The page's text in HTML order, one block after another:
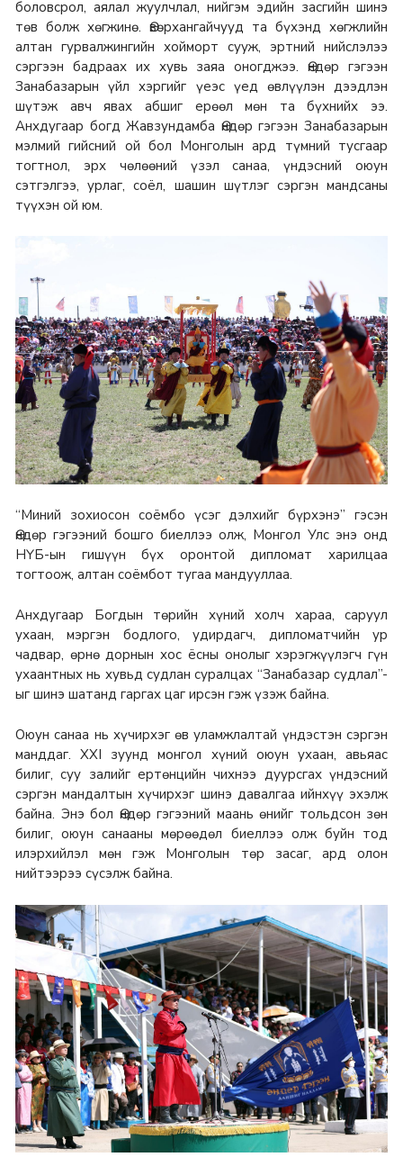
боловсрол, аялал жуулчлал, нийгэм эдийн засгийн шинэ
төв болж хөгжинө. Өвөрхангайчууд та бүхэнд хөгжлийн
алтан гурвалжингийн хойморт сууж, эртний нийслэлээ
сэргээн бадраах их хувь заяа оногджээ. Өндөр гэгээн
Занабазарын үйл хэргийг үеэс үед өвлүүлэн дээдлэн
шүтэж авч явах абшиг ерөөл мөн та бүхнийх ээ.
Анхдугаар богд Жавзундамба Өндөр гэгээн Занабазарын
мэлмий гийсний ой бол Монголын ард түмний тусгаар
тогтнол, эрх чөлөөний үзэл санаа, үндэсний оюун
сэтгэлгээ, урлаг, соёл, шашин шүтлэг сэргэн мандсаны
түүхэн ой юм.
“Миний зохиосон соёмбо үсэг дэлхийг бүрхэнэ” гэсэн
Өндөр гэгээний бошго биеллээ олж, Монгол Улс энэ онд
НҮБ-ын гишүүн бүх оронтой дипломат харилцаа
тогтоож, алтан соёмбот тугаа мандууллаа.
Анхдугаар Богдын төрийн хүний холч хараа, саруул
ухаан, мэргэн бодлого, удирдагч, дипломатчийн ур
чадвар, өрнө дорнын хос ёсны онолыг хэрэгжүүлэгч гүн
ухаантных нь хувьд судлан суралцах “Занабазар судлал”-
ыг шинэ шатанд гаргах цаг ирсэн гэж үзэж байна.
Оюун санаа нь хүчирхэг өв уламжлалтай үндэстэн сэргэн
манддаг. XXI зуунд монгол хүний оюун ухаан, авьяас
билиг, суу залийг ертөнцийн чихнээ дуурсгах үндэсний
сэргэн мандалтын хүчирхэг шинэ давалгаа ийнхүү эхэлж
байна. Энэ бол Өндөр гэгээний маань өнийг тольдсон зөн
билиг, оюун санааны мөрөөдөл биеллээ олж буйн тод
илэрхийлэл мөн гэж Монголын төр засаг, ард олон
нийтээрээ сүсэлж байна.